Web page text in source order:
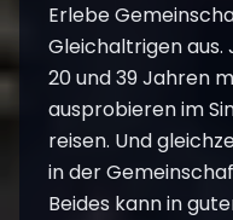
Erlebe
Gleichaltrigen aus.
20 und 39 Jahren
ausprobieren im
reisen. Und
in der
Beides kann in